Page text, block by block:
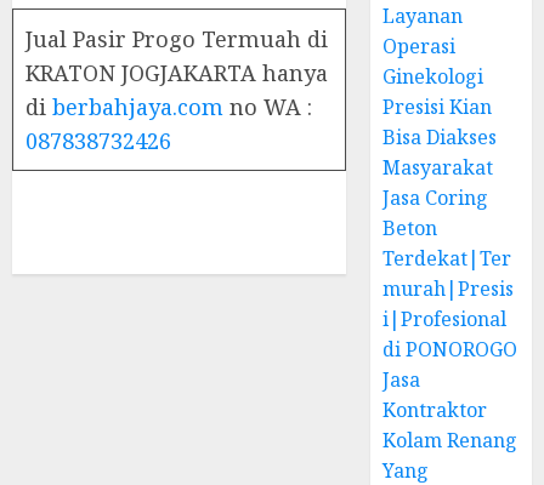
Jual Pasir Progo Termuah di
KRATON JOGJAKARTA hanya
di berbahjaya.com no WA :
087838732426
Layanan
Operasi
Ginekologi
Presisi Kian
Bisa Diakses
Masyarakat
Jasa Coring
Beton
Terdekat|Ter
murah|Presis
i|Profesional
di PONOROGO
Jasa
Kontraktor
Kolam Renang
Yang